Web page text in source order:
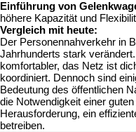
Einführung von
höhere Kapazität und
Vergleich mit heute:
Der Personennahverkehr in
Jahrhunderts stark
komfortabler, das Netz ist
koordiniert. Dennoch sind
Bedeutung des öffentlichen
die Notwendigkeit einer
Herausforderung, ein
betreiben.